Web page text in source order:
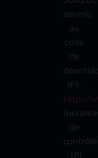
soumis
au
code
de
IPI:
http://
Instance
de
contrôle
: IPI